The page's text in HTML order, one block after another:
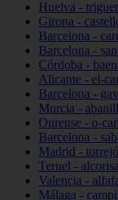
Huelva -
Girona -
Barcelona -
Barcelona -
Córdoba -
Alicante - el-
Barcelona -
Murcia -
Ourense - o-
Barcelona -
Madrid -
Teruel - alcorisa
Valencia -
Málaga -